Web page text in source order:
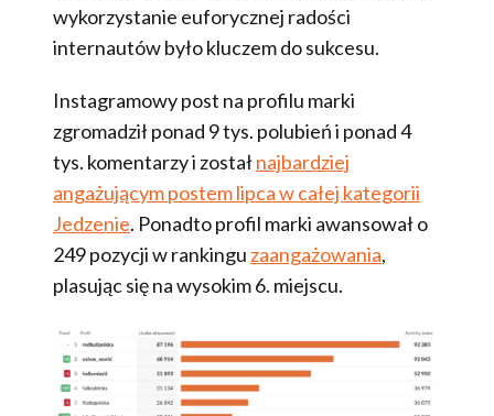
wykorzystanie euforycznej radości
internautów było kluczem do sukcesu.
Instagramowy post na profilu marki
zgromadził ponad 9 tys. polubień i ponad 4
tys. komentarzy i zostałnajbardziej
angażującym postem lipca w całej kategorii
Jedzenie. Ponadto profil marki awansował o
249 pozycji w rankingu zaangażowania,
plasując się na wysokim 6. miejscu.